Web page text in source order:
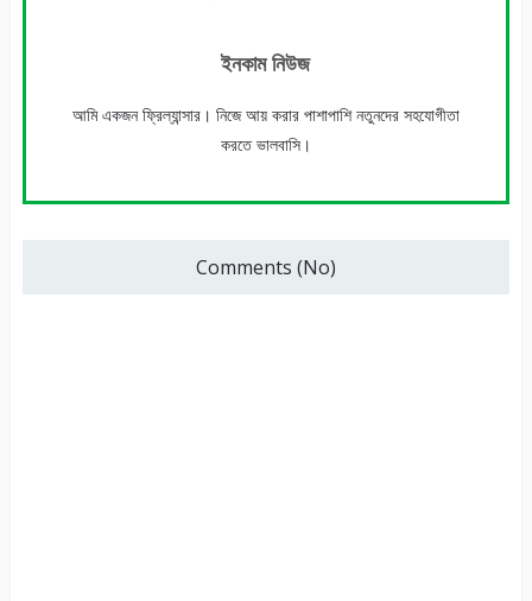
ইনকাম নিউজ
আমি একজন ফ্রিল্যান্সার। নিজে আয় করার পাশাপাশি নতুনদের সহযোগীতা
করতে ভালবাসি।
Comments (No)